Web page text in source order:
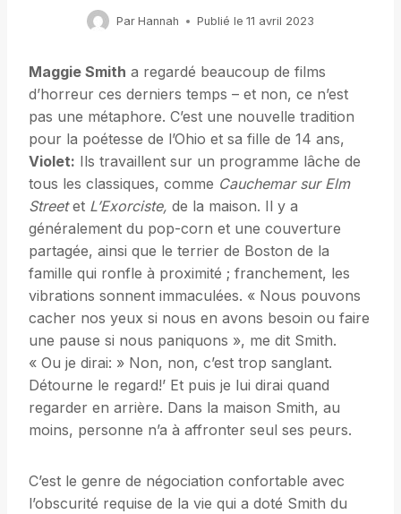
Par Hannah Publié le 11 avril 2023
Maggie Smith a regardé beaucoup de films
d’horreur ces derniers temps – et non, ce n’est
pas une métaphore. C’est une nouvelle tradition
pour la poétesse de l’Ohio et sa fille de 14 ans,
Violet: Ils travaillent sur un programme lâche de
tous les classiques, comme Cauchemar sur Elm
Streetet L’Exorciste, de la maison. Il y a
généralement du pop-corn et une couverture
partagée, ainsi que le terrier de Boston de la
famille qui ronfle à proximité ; franchement, les
vibrations sonnent immaculées. « Nous pouvons
cacher nos yeux si nous en avons besoin ou faire
une pause si nous paniquons », me dit Smith.
« Ou je dirai: » Non, non, c’est trop sanglant.
Détourne le regard!’ Et puis je lui dirai quand
regarder en arrière. Dans la maison Smith, au
moins, personne n’a à affronter seul ses peurs.
C’est le genre de négociation confortable avec
l’obscurité requise de la vie qui a doté Smith du